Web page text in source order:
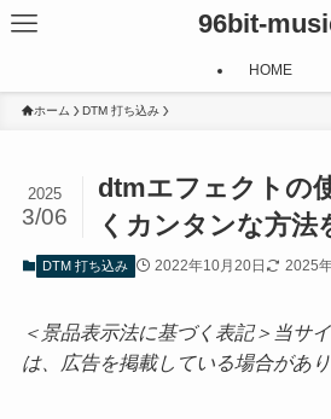
96bit-
HOME
ホーム DTM 打ち込み
dtmエフェクトの
くカンタンな方法
2025
3/06
DTM 打ち込み 2022年10月20日 2025
＜景品表示法に基づく表記＞当サ
は、広告を掲載している場合があり